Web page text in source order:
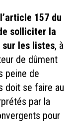
l’article 157 du
solliciter la
sur les listes, à
de dûment
peine de
doit se faire au
par la
pour